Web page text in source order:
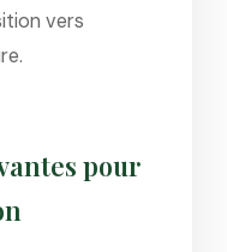
vers
pour